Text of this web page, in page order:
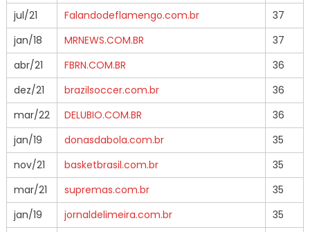
jul/21
Falandodeflamengo.com.br
37
jan/18
MRNEWS.COM.BR
37
abr/21
FBRN.COM.BR
36
dez/21
brazilsoccer.com.br
36
mar/22
DELUBIO.COM.BR
36
jan/19
donasdabola.com.br
35
nov/21
basketbrasil.com.br
35
mar/21
supremas.com.br
35
jan/19
jornaldelimeira.com.br
35